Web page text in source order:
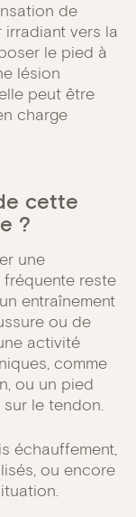
de
vers la
le pied à
lésion
peut être
charge
cette
?
une
reste
entraînement
ou de
activité
comme
ou un pied
le tendon.
échauffement,
ou encore